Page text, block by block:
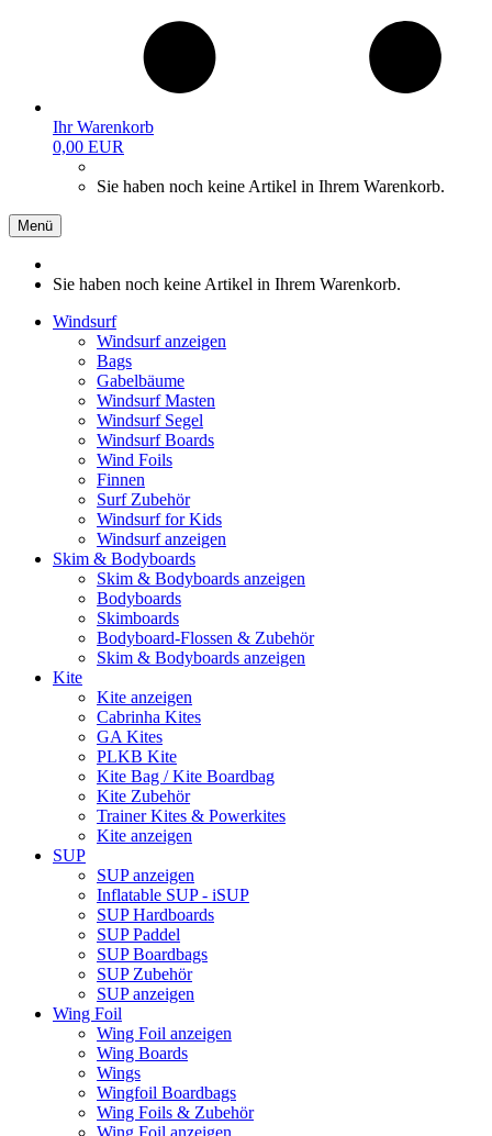
Ihr Warenkorb
0,00 EUR
Sie haben noch keine Artikel in Ihrem Warenkorb.
Menü
Sie haben noch keine Artikel in Ihrem Warenkorb.
Windsurf
Windsurf anzeigen
Bags
Gabelbäume
Windsurf Masten
Windsurf Segel
Windsurf Boards
Wind Foils
Finnen
Surf Zubehör
Windsurf for Kids
Windsurf anzeigen
Skim & Bodyboards
Skim & Bodyboards anzeigen
Bodyboards
Skimboards
Bodyboard-Flossen & Zubehör
Skim & Bodyboards anzeigen
Kite
Kite anzeigen
Cabrinha Kites
GA Kites
PLKB Kite
Kite Bag / Kite Boardbag
Kite Zubehör
Trainer Kites & Powerkites
Kite anzeigen
SUP
SUP anzeigen
Inflatable SUP - iSUP
SUP Hardboards
SUP Paddel
SUP Boardbags
SUP Zubehör
SUP anzeigen
Wing Foil
Wing Foil anzeigen
Wing Boards
Wings
Wingfoil Boardbags
Wing Foils & Zubehör
Wing Foil anzeigen